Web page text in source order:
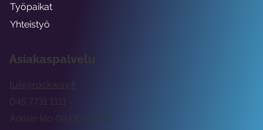
Asiakaspalvelu
tuki@rockway.fi
Arkisin klo 09:00 -15:00
045 7731 1111
Työpaikat
Yhteistyö